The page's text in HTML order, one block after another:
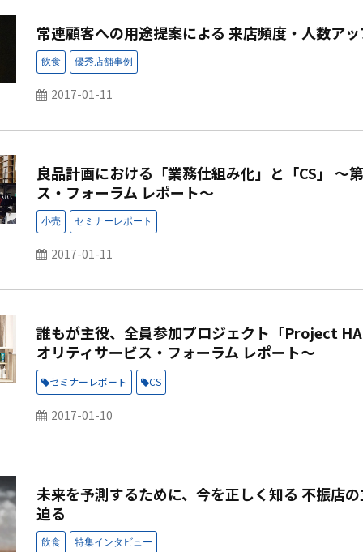
常連顧客への用途提案による 来店頻度・人数ア
2017-01-11
良品計画における「業務仕組み化」と「CS」 ～
ス・フォーラム レポート～
2017-01-11
誰もが主役、全員参加プロジェクト「Project
オリティサービス・フォーラム レポート～
セミナーレポート CS
2017-01-10
未来を予測するために、今を正しく知る 不振店
迫る